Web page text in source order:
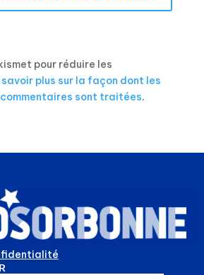
pour réduire les
savoir plus sur la façon dont les
commentaires sont traitées.